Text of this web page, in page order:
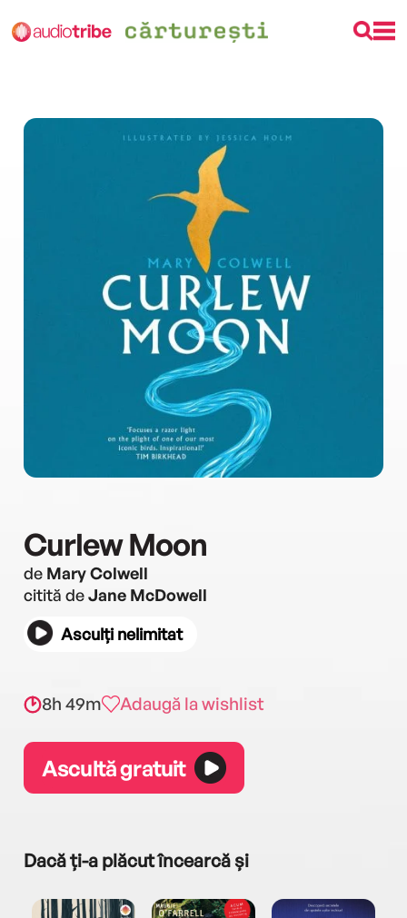
Curlew Moon
de Mary Colwell
citită deJane McDowell
Asculți nelimitat
8h 49m Adaugă la wishlist
Ascultă gratuit
Dacă ți-a plăcut încearcă și